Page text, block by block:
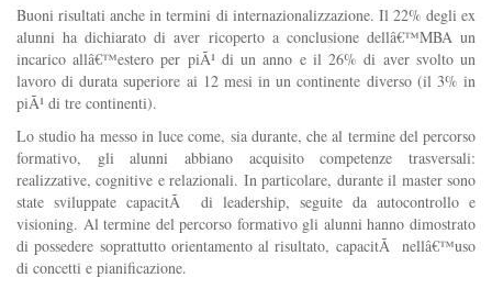
Buoni risultati anche in termini di internazionalizzazione. Il 22% degli ex
alunni ha dichiarato di aver ricoperto a conclusione dellâ€™MBA un
incarico allâ€™estero per piÃ¹ di un anno e il 26% di aver svolto un
lavoro di durata superiore ai 12 mesi in un continente diverso (il 3% in
piÃ¹ di tre continenti).
Lo studio ha messo in luce come, sia durante, che al termine del percorso
formativo, gli alunni abbiano acquisito competenze trasversali:
realizzative, cognitive e relazionali. In particolare, durante il master sono
state sviluppate capacitÃ di leadership, seguite da autocontrollo e
visioning. Al termine del percorso formativo gli alunni hanno dimostrato
di possedere soprattutto orientamento al risultato, capacitÃ nellâ€™uso
di concetti e pianificazione.